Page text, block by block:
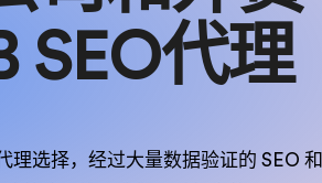
SEO代理
理选择，经过大量数据验证的 SEO 和